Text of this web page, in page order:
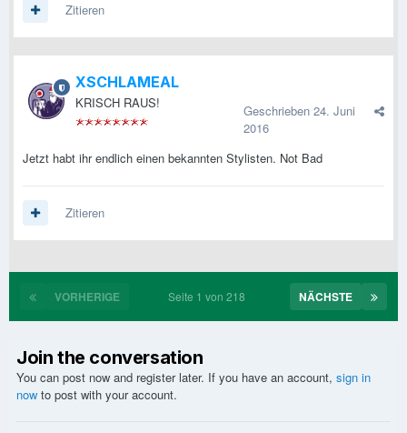
Zitieren
XSCHLAMEAL
KRISCH RAUS! Geschrieben 24. Juni
2016
Jetzt habt ihr endlich einen bekannten Stylisten. Not Bad
Zitieren
VORHERIGE NÄCHSTE
Seite 1 von 218
Join the conversation
You can post now and register later. If you have an account, sign in
now to post with your account.